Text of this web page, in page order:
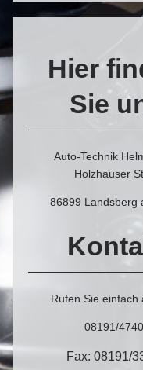
Hier
Sie
Auto-Technik
Holzhauser
86899 Landsberg
Rufen Sie einfach
08191/
Fax: 08191/